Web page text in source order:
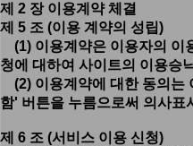
제 2 장 이용계약 체결
제 5 조 (이용 계약의 성립)
(1) 이용계약은 이용자의 이
청에 대하여 사이트의 이용승
(2) 이용계약에 대한 동의는
함' 버튼을 누름으로써 의사표
제 6 조 (서비스 이용 신청)